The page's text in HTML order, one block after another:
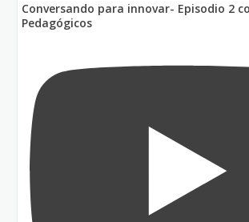
Conversando para innovar- Episodio 2
Pedagógicos